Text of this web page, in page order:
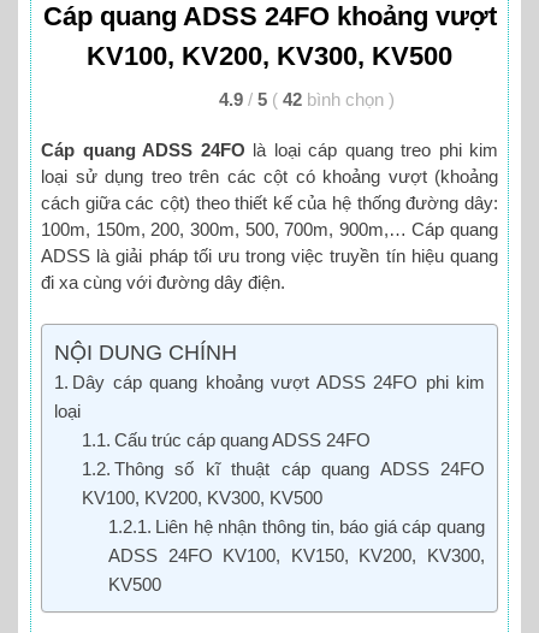
Cáp quang ADSS 24FO khoảng vượt
KV100, KV200, KV300, KV500
4.9 / 5 ( 42 bình chọn )
Cáp quang ADSS 24FO là loại cáp quang treo phi kim
loại sử dụng treo trên các cột có khoảng vượt (khoảng
cách giữa các cột) theo thiết kế của hệ thống đường dây:
100m, 150m, 200, 300m, 500, 700m, 900m,… Cáp quang
ADSS là giải pháp tối ưu trong việc truyền tín hiệu quang
đi xa cùng với đường dây điện.
NỘI DUNG CHÍNH
Dây cáp quang khoảng vượt ADSS 24FO phi kim
loại
Cấu trúc cáp quang ADSS 24FO
Thông số kĩ thuật cáp quang ADSS 24FO
KV100, KV200, KV300, KV500
Liên hệ nhận thông tin, báo giá cáp quang
ADSS 24FO KV100, KV150, KV200, KV300,
KV500